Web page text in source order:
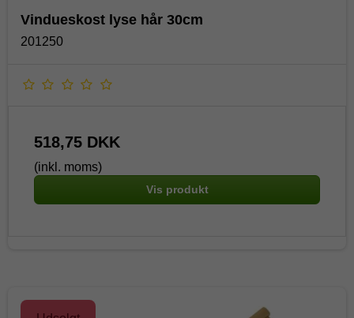
Vindueskost lyse hår 30cm
201250
518,75 DKK
(inkl. moms)
Vis produkt